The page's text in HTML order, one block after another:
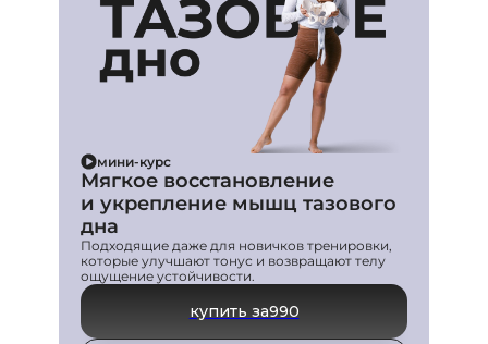
мини-курс
Мягкое восстановление
и укрепление мышц тазового
дна
Подходящие даже для новичков тренировки,
которые улучшают тонус и возвращают телу
ощущение устойчивости.
купить за990